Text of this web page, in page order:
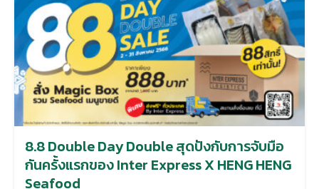
8.8 Double Day Double สุดปังกับการจับมือ
กันครั้งแรกของ Inter Express X HENG HENG
Seafood